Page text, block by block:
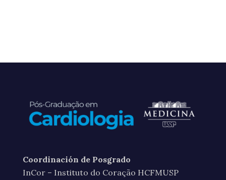
Coordinación de Posgrado
InCor – Instituto do Coração HCFMUSP